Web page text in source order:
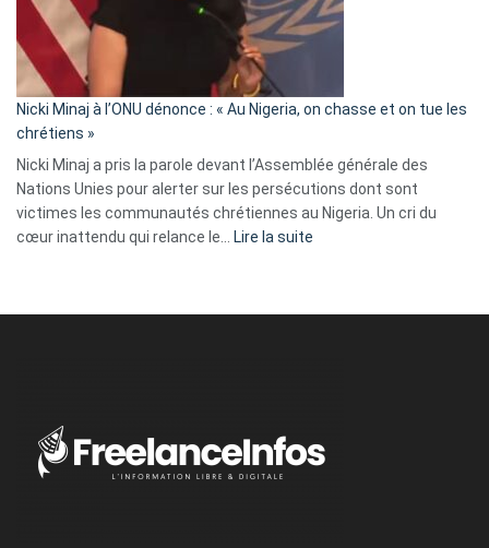
a
tout
parle
ses
tripes »
Nicki Minaj à l’ONU dénonce : « Au Nigeria, on chasse et on tue les
chrétiens »
Nicki Minaj a pris la parole devant l’Assemblée générale des
Nations Unies pour alerter sur les persécutions dont sont
victimes les communautés chrétiennes au Nigeria. Un cri du
cœur inattendu qui relance le… Lire la suite
Nigeria,